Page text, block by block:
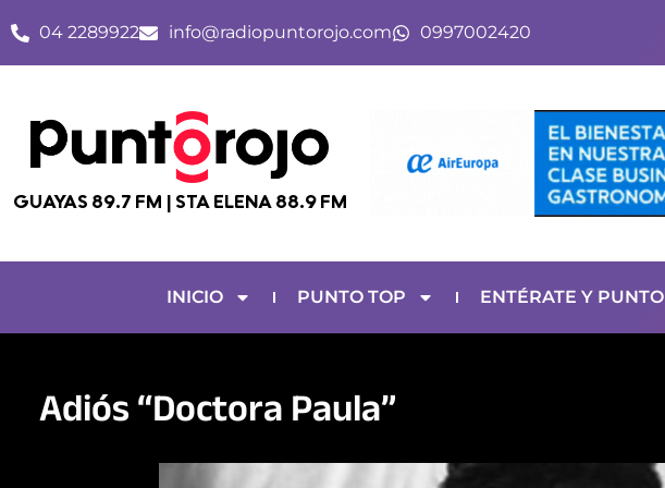
contenido
04 2289922 info@radiopuntorojo.com 0997002420
GUAYAS 89.7 FM | STA ELENA 88.9 FM
INICIO PUNTO TOP ENTÉRATE Y PUNTO
Adiós “Doctora Paula”